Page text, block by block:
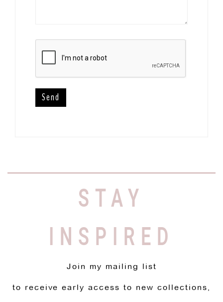
STAY
INSPIRED
Join my mailing list
to receive early access to new collections,